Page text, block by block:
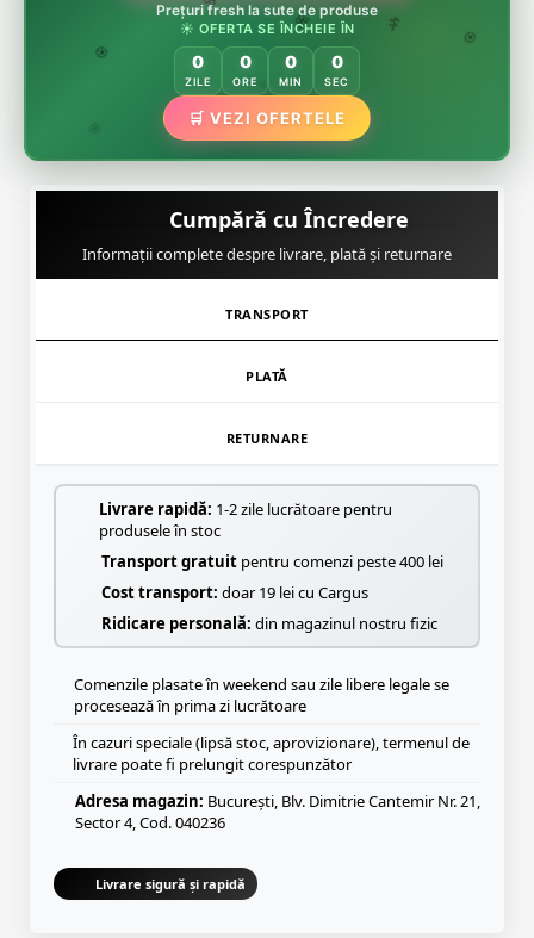
🌸
🌸
🌿
🌸
🏵️
Prețuri fresh la sute de produse
☀️ OFERTA SE ÎNCHEIE ÎN
0
ZILE
0
ORE
0
MIN
0
SEC
🛒 VEZI OFERTELE
Cumpără cu Încredere
Informații complete despre livrare, plată și returnare
TRANSPORT
PLATĂ
RETURNARE
Livrare rapidă: 1-2 zile lucrătoare pentru
produsele în stoc
Transport gratuit pentru comenzi peste 400 lei
Cost transport: doar 19 lei cu Cargus
Ridicare personală: din magazinul nostru fizic
Comenzile plasate în weekend sau zile libere legale se
procesează în prima zi lucrătoare
În cazuri speciale (lipsă stoc, aprovizionare), termenul de
livrare poate fi prelungit corespunzător
Adresa magazin: București, Blv. Dimitrie Cantemir Nr. 21,
Sector 4, Cod. 040236
Livrare sigură și rapidă